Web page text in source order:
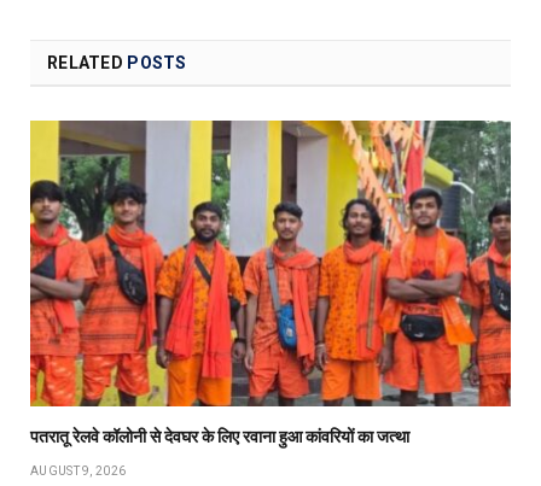
RELATED POSTS
पतरातू रेलवे कॉलोनी से देवघर के लिए रवाना हुआ कांवरियों का जत्था
AUGUST 9, 2026